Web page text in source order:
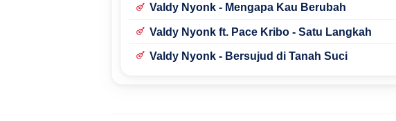
Valdy Nyonk - Mengapa Kau Berubah
Valdy Nyonk ft. Pace Kribo - Satu Langkah
Valdy Nyonk - Bersujud di Tanah Suci